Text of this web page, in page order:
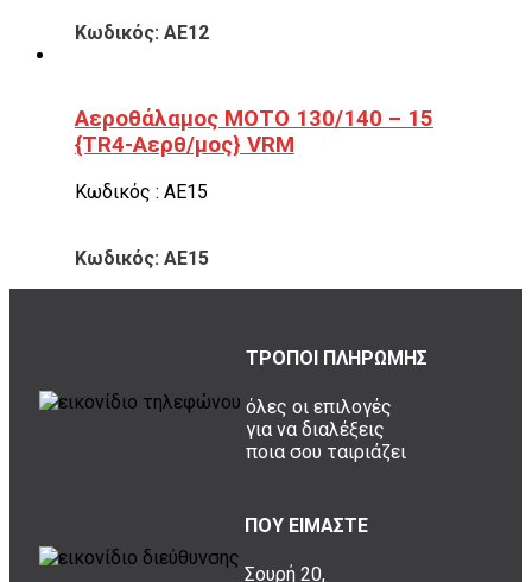
Κωδικός: ΑΕ12
Αεροθάλαμος ΜΟΤΟ 130/140 – 15
{TR4-Αερθ/μος} VRM
Κωδικός : ΑΕ15
Κωδικός: ΑΕ15
ΤΡΟΠΟΙ ΠΛΗΡΩΜΗΣ
όλες οι επιλογές
για να διαλέξεις
ποια σου ταιριάζει
ΠΟΥ ΕΙΜΑΣΤΕ
Σουρή 20,